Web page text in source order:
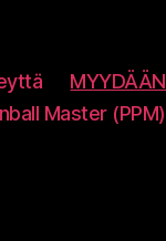
MYYDÄÄN
Master (PPM)